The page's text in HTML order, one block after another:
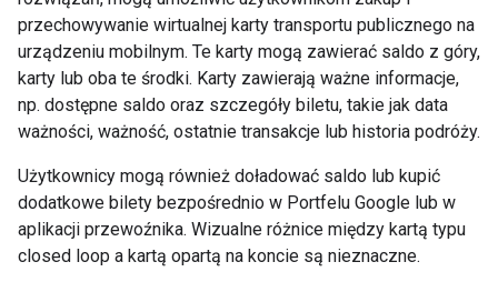
przechowywanie wirtualnej karty transportu publicznego na
urządzeniu mobilnym. Te karty mogą zawierać saldo z góry,
karty lub oba te środki. Karty zawierają ważne informacje,
np. dostępne saldo oraz szczegóły biletu, takie jak data
ważności, ważność, ostatnie transakcje lub historia podróży.
Użytkownicy mogą również doładować saldo lub kupić
dodatkowe bilety bezpośrednio w Portfelu Google lub w
aplikacji przewoźnika. Wizualne różnice między kartą typu
closed loop a kartą opartą na koncie są nieznaczne.